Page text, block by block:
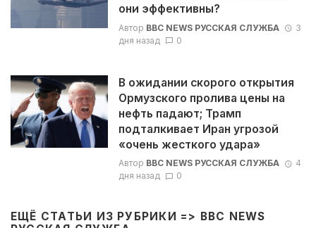
они эффективны?
Автор BBC NEWS РУССКАЯ СЛУЖБА
3
дня назад
0
В ожидании скорого открытия
Ормузского пролива цены на
нефть падают; Трамп
подталкивает Иран угрозой
«очень жесткого удара»
Автор BBC NEWS РУССКАЯ СЛУЖБА
4
дня назад
0
ЕЩЁ СТАТЬИ ИЗ РУБРИКИ => BBC NEWS